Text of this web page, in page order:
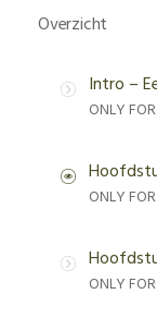
Overzicht
Intro –
ONLY
ONLY
ONLY